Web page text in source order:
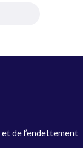
de l’endettement